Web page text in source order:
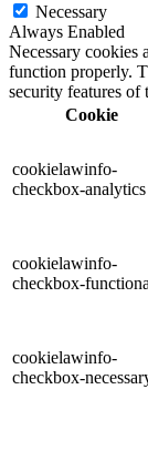
Necessary
Always Enabled
Necessary cookies
function properly.
security features of
Cookie
cookielawinfo-
checkbox-analytics
cookielawinfo-
checkbox-
cookielawinfo-
checkbox-